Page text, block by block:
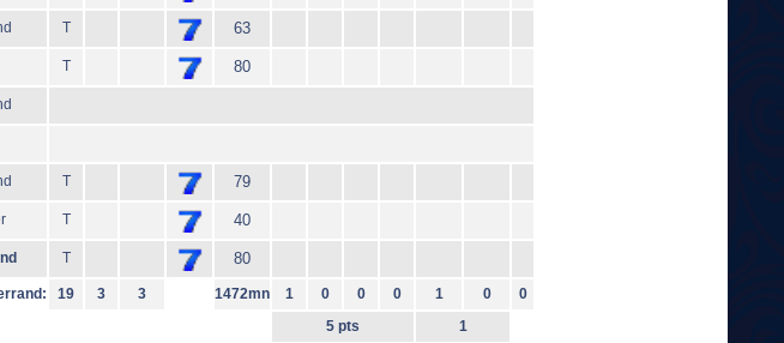
T 63
T 80
T 79
T 40
T 80
19 3 3 1472mn 1 0 0 0 1 0
0
5 pts
1